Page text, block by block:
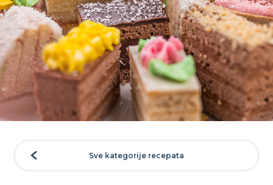
Sve kategorije recepata